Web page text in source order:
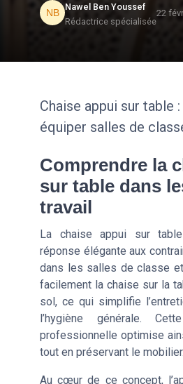
Nawel Ben Youssef
Rédactrice spécialisée
22
Chaise appui sur table
équiper salles de
Comprendre la
sur table dans
travail
La chaise appui sur
réponse élégante aux
dans les salles de classe
facilement la chaise sur la
sol, ce qui simplifie
l’hygiène générale.
professionnelle optimise
tout en préservant le mobilier.
Au cœur de ce concept,